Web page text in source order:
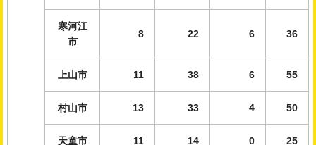
寒河江
市
8 22 6 36
上山市 11 38 6 55
村山市 13 33 4 50
天童市 11 14 0 25